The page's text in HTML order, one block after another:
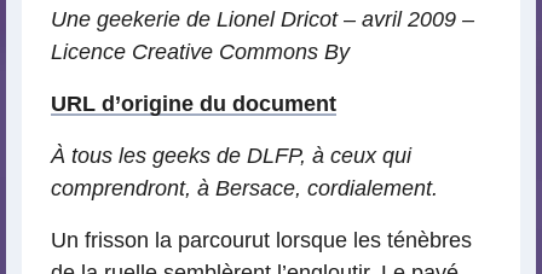
Une geekerie de Lionel Dricot – avril 2009 –
Licence Creative Commons By
URL d’origine du document
À tous les geeks de DLFP, à ceux qui
comprendront, à Bersace, cordialement.
Un frisson la parcourut lorsque les ténèbres